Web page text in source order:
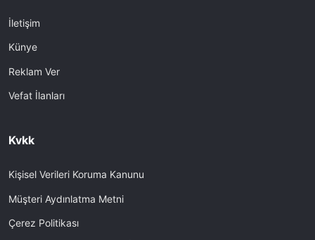
İletişim
Künye
Reklam Ver
Vefat İlanları
Kvkk
Kişisel Verileri Koruma Kanunu
Müşteri Aydınlatma Metni
Çerez Politikası